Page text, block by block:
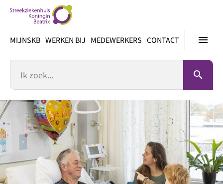
inhoud
menu
MIJNSKB WERKEN BIJ MEDEWERKERS CONTACT
search